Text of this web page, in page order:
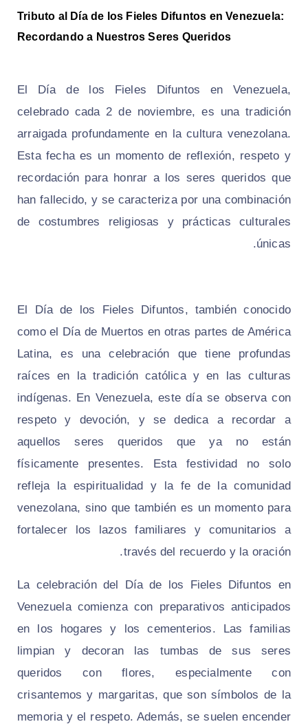
Tributo al Día de los Fieles Difuntos en Venezuela:
Recordando a Nuestros Seres Queridos
El Día de los Fieles Difuntos en Venezuela,
celebrado cada 2 de noviembre, es una tradición
arraigada profundamente en la cultura venezolana.
Esta fecha es un momento de reflexión, respeto y
recordación para honrar a los seres queridos que
han fallecido, y se caracteriza por una combinación
de costumbres religiosas y prácticas culturales
únicas.
El Día de los Fieles Difuntos, también conocido
como el Día de Muertos en otras partes de América
Latina, es una celebración que tiene profundas
raíces en la tradición católica y en las culturas
indígenas. En Venezuela, este día se observa con
respeto y devoción, y se dedica a recordar a
aquellos seres queridos que ya no están
físicamente presentes. Esta festividad no solo
refleja la espiritualidad y la fe de la comunidad
venezolana, sino que también es un momento para
fortalecer los lazos familiares y comunitarios a
través del recuerdo y la oración.
La celebración del Día de los Fieles Difuntos en
Venezuela comienza con preparativos anticipados
en los hogares y los cementerios. Las familias
limpian y decoran las tumbas de sus seres
queridos con flores, especialmente con
crisantemos y margaritas, que son símbolos de la
memoria y el respeto. Además, se suelen encender